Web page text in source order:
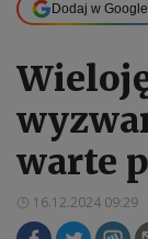
Dodaj w Google
warte
16.12.2024 09:29